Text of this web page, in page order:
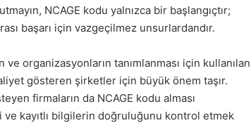
NCAGE kodu yalnızca bir başlangıçtır;
başarı için vazgeçilmez unsurlardandır.
ve organizasyonların tanımlanması için kullanılan
gösteren şirketler için büyük önem taşır.
firmaların da NCAGE kodu alması
kayıtlı bilgilerin doğruluğunu kontrol etmek